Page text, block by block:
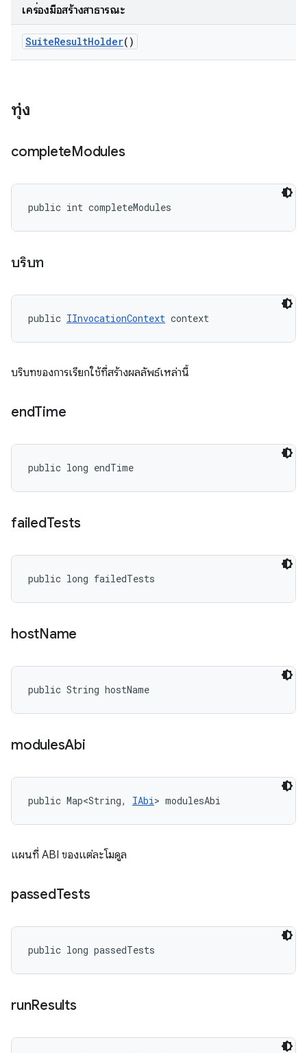
เครื่องมือสร้างสาธารณะ
SuiteResultHolder()
ทุ่ง
completeModules
public int completeModules
บริบท
public IInvocationContext context
บริบทของการเรียกใช้ที่สร้างผลลัพธ์เหล่านี้
endTime
public long endTime
failedTests
public long failedTests
hostName
public String hostName
modulesAbi
public Map<String, IAbi> modulesAbi
แผนที่ ABI ของแต่ละโมดูล
passedTests
public long passedTests
runResults